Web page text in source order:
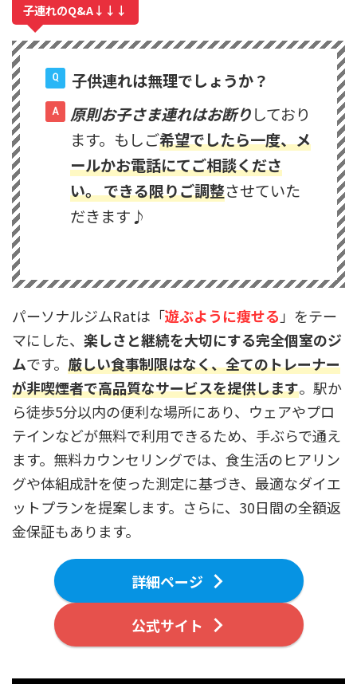
子連れのQ&A↓↓↓
子供連れは無理でしょうか？
原則お子さま連れはお断りしており
ます。もしご希望でしたら一度、メ
ールかお電話にてご相談くださ
い。 できる限りご調整させていた
だきます♪
パーソナルジムRatは「遊ぶように痩せる」をテー
マにした、 楽しさと継続を大切にする完全個室のジ
ムです。 厳しい食事制限はなく、全てのトレーナー
が非喫煙者で高品質なサービスを提供します。駅か
ら徒歩5分以内の便利な場所にあり、ウェアやプロ
テインなどが無料で利用できるため、手ぶらで通え
ます。無料カウンセリングでは、食生活のヒアリン
グや体組成計を使った測定に基づき、最適なダイエ
ットプランを提案します。さらに、30日間の全額返
金保証もあります。
詳細ページ
公式サイト